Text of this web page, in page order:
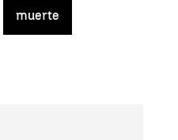
muerte